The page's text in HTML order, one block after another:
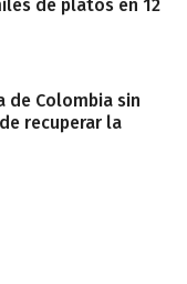
de platos en 12
de Colombia sin
recuperar la